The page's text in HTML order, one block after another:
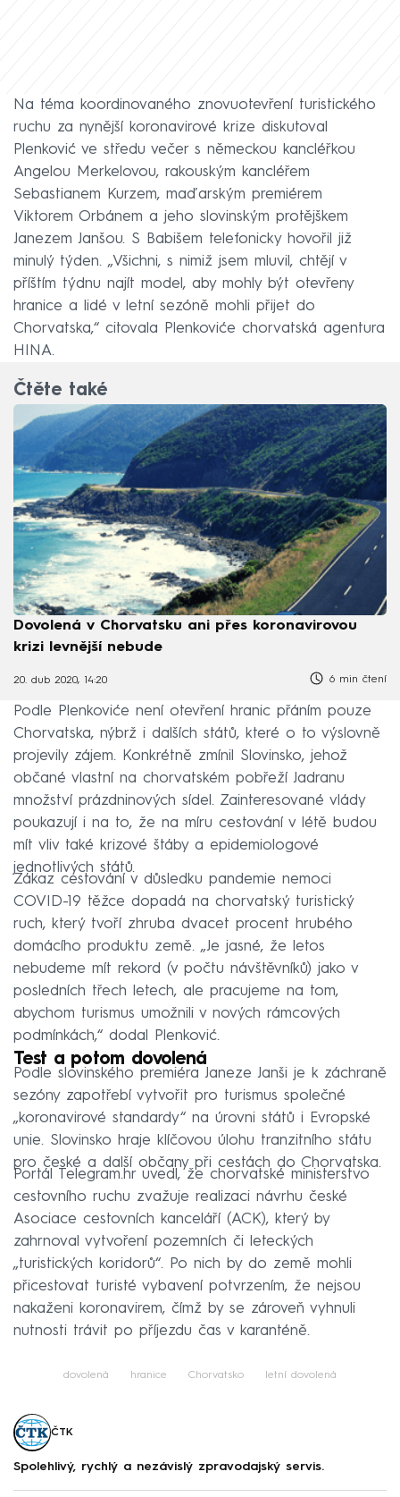
Na téma koordinovaného znovuotevření turistického
ruchu za nynější koronavirové krize diskutoval
Plenković ve středu večer s německou kancléřkou
Angelou Merkelovou, rakouským kancléřem
Sebastianem Kurzem, maďarským premiérem
Viktorem Orbánem a jeho slovinským protějškem
Janezem Janšou. S Babišem telefonicky hovořil již
minulý týden. „Všichni, s nimiž jsem mluvil, chtějí v
příštím týdnu najít model, aby mohly být otevřeny
hranice a lidé v letní sezóně mohli přijet do
Chorvatska,“ citovala Plenkoviće chorvatská agentura
HINA.
Čtěte také
Dovolená v Chorvatsku ani přes koronavirovou
krizi levnější nebude
20. dub 2020, 14:20 6 min čtení
Podle Plenkoviće není otevření hranic přáním pouze
Chorvatska, nýbrž i dalších států, které o to výslovně
projevily zájem. Konkrétně zmínil Slovinsko, jehož
občané vlastní na chorvatském pobřeží Jadranu
množství prázdninových sídel. Zainteresované vlády
poukazují i na to, že na míru cestování v létě budou
mít vliv také krizové štáby a epidemiologové
jednotlivých států.
Zákaz cestování v důsledku pandemie nemoci
COVID-19 těžce dopadá na chorvatský turistický
ruch, který tvoří zhruba dvacet procent hrubého
domácího produktu země. „Je jasné, že letos
nebudeme mít rekord (v počtu návštěvníků) jako v
posledních třech letech, ale pracujeme na tom,
abychom turismus umožnili v nových rámcových
podmínkách,“ dodal Plenković.
Test a potom dovolená
Podle slovinského premiéra Janeze Janši je k záchraně
sezóny zapotřebí vytvořit pro turismus společné
„koronavirové standardy“ na úrovni států i Evropské
unie. Slovinsko hraje klíčovou úlohu tranzitního státu
pro české a další občany při cestách do Chorvatska.
Portál Telegram.hr uvedl, že chorvatské ministerstvo
cestovního ruchu zvažuje realizaci návrhu české
Asociace cestovních kanceláří (ACK), který by
zahrnoval vytvoření pozemních či leteckých
„turistických koridorů“. Po nich by do země mohli
přicestovat turisté vybavení potvrzením, že nejsou
nakaženi koronavirem, čímž by se zároveň vyhnuli
nutnosti trávit po příjezdu čas v karanténě.
dovolená hranice Chorvatsko letní dovolená
ČTK
Spolehlivý, rychlý a nezávislý zpravodajský servis.